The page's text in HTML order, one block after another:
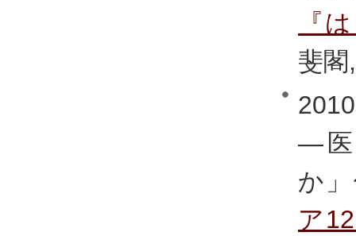
『
斐
―医
か
ア